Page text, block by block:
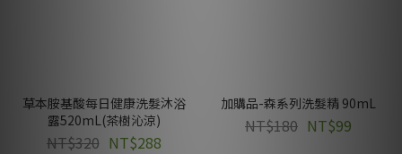
草本胺基酸每日健康洗髮沐浴
露520mL(茶樹沁涼)
NT$288
NT$320
加購品-森系列洗髮精 90mL
NT$99
NT$180